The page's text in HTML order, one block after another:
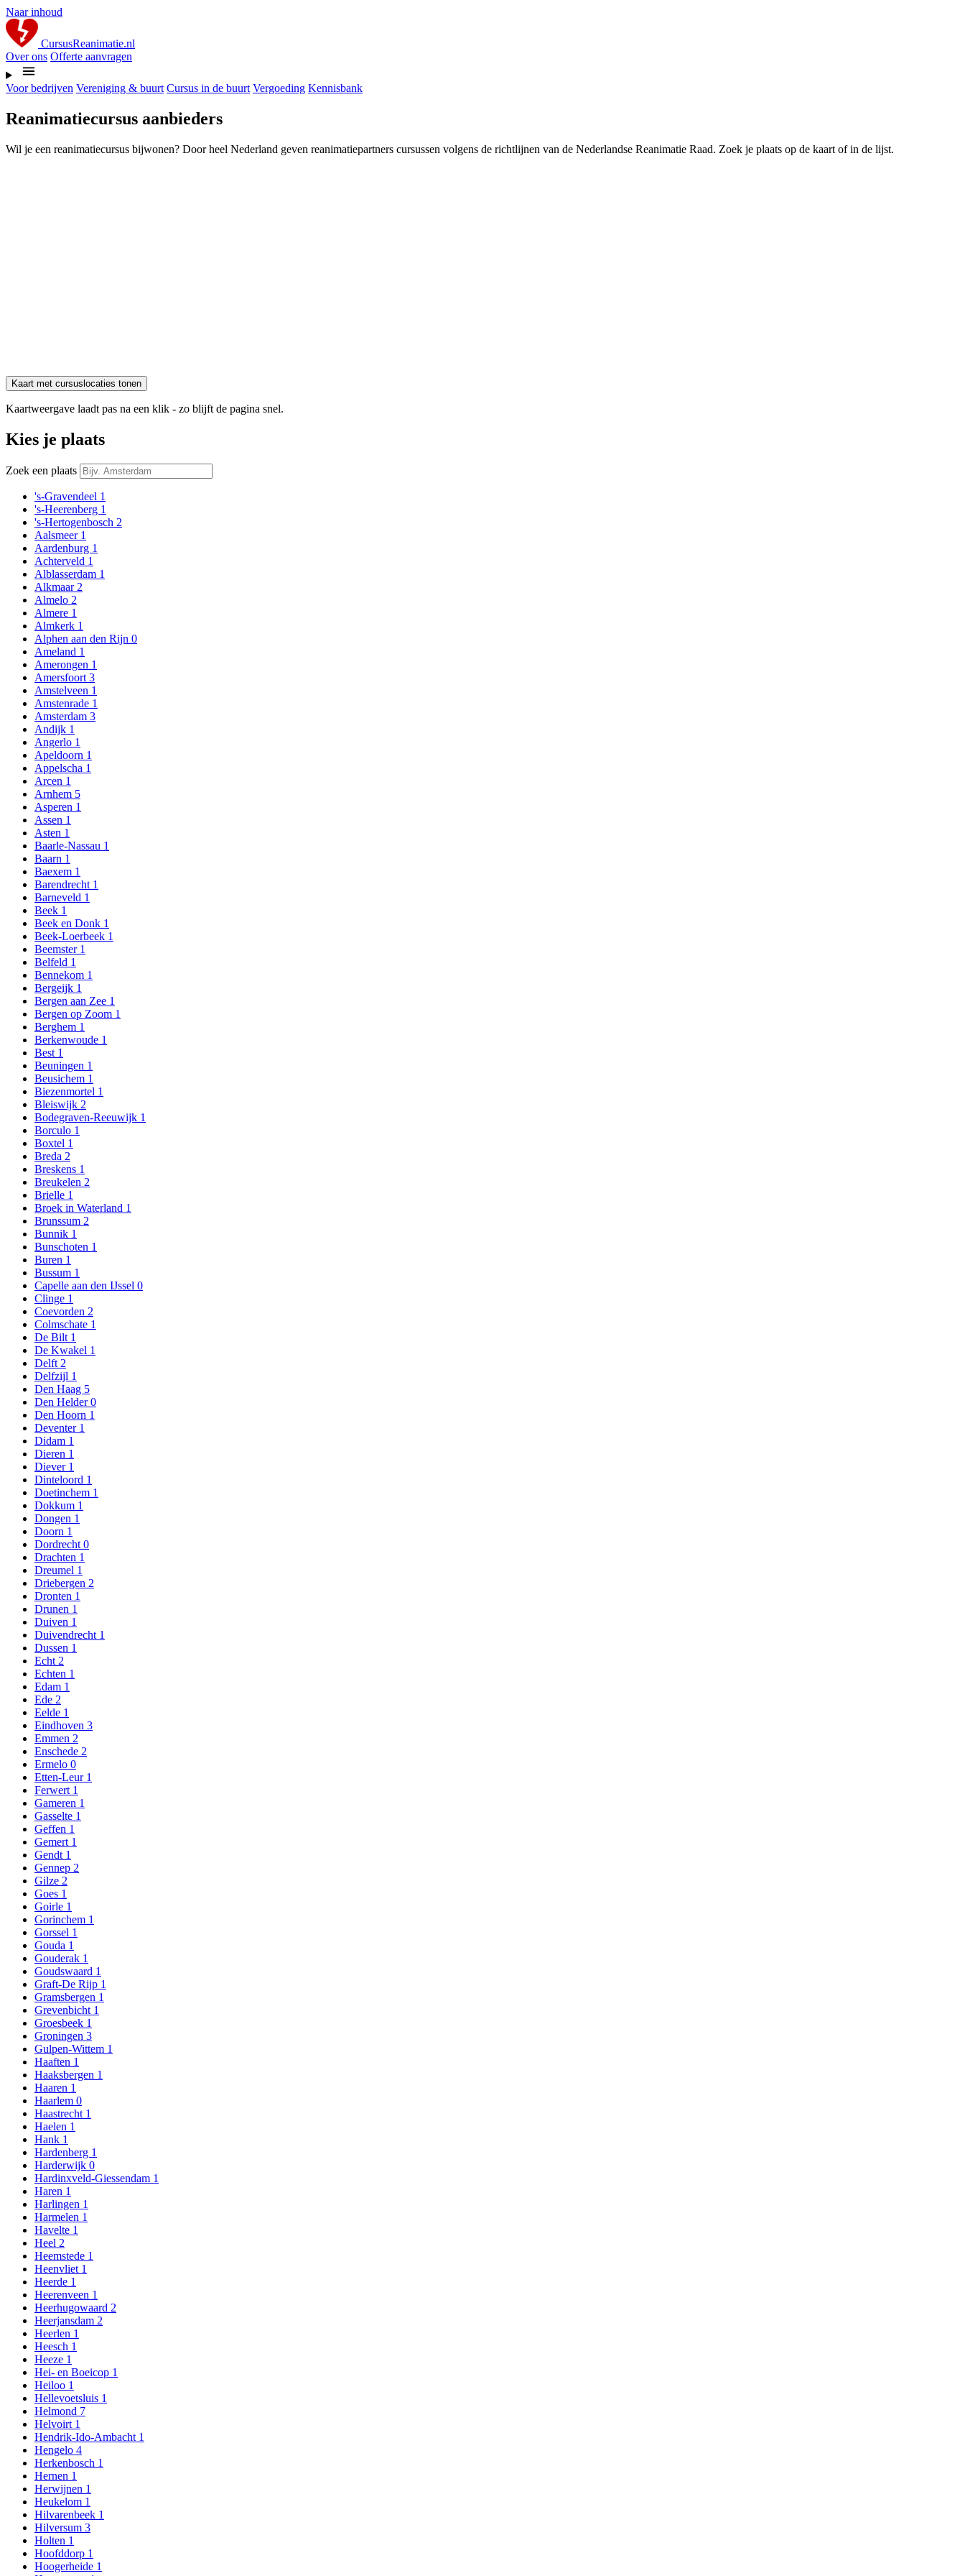
Naar inhoud
CursusReanimatie.nl
Over ons Offerte aanvragen
Voor bedrijven Vereniging & buurt Cursus in de buurt Vergoeding Kennisbank
Reanimatiecursus aanbieders
Wil je een reanimatiecursus bijwonen? Door heel Nederland geven reanimatiepartners cursussen volgens de richtlijnen van de Nederlandse Reanimatie Raad. Zoek je plaats op de kaart of in de lijst.
Kaart met cursuslocaties tonen
Kaartweergave laadt pas na een klik - zo blijft de pagina snel.
Kies je plaats
Zoek een plaats
's-Gravendeel 1
's-Heerenberg 1
's-Hertogenbosch 2
Aalsmeer 1
Aardenburg 1
Achterveld 1
Alblasserdam 1
Alkmaar 2
Almelo 2
Almere 1
Almkerk 1
Alphen aan den Rijn 0
Ameland 1
Amerongen 1
Amersfoort 3
Amstelveen 1
Amstenrade 1
Amsterdam 3
Andijk 1
Angerlo 1
Apeldoorn 1
Appelscha 1
Arcen 1
Arnhem 5
Asperen 1
Assen 1
Asten 1
Baarle-Nassau 1
Baarn 1
Baexem 1
Barendrecht 1
Barneveld 1
Beek 1
Beek en Donk 1
Beek-Loerbeek 1
Beemster 1
Belfeld 1
Bennekom 1
Bergeijk 1
Bergen aan Zee 1
Bergen op Zoom 1
Berghem 1
Berkenwoude 1
Best 1
Beuningen 1
Beusichem 1
Biezenmortel 1
Bleiswijk 2
Bodegraven-Reeuwijk 1
Borculo 1
Boxtel 1
Breda 2
Breskens 1
Breukelen 2
Brielle 1
Broek in Waterland 1
Brunssum 2
Bunnik 1
Bunschoten 1
Buren 1
Bussum 1
Capelle aan den IJssel 0
Clinge 1
Coevorden 2
Colmschate 1
De Bilt 1
De Kwakel 1
Delft 2
Delfzijl 1
Den Haag 5
Den Helder0
Den Hoorn 1
Deventer 1
Didam 1
Dieren 1
Diever 1
Dinteloord 1
Doetinchem 1
Dokkum 1
Dongen 1
Doorn 1
Dordrecht 0
Drachten 1
Dreumel 1
Driebergen 2
Dronten 1
Drunen 1
Duiven 1
Duivendrecht 1
Dussen 1
Echt 2
Echten 1
Edam 1
Ede 2
Eelde 1
Eindhoven 3
Emmen 2
Enschede 2
Ermelo 0
Etten-Leur 1
Ferwert 1
Gameren 1
Gasselte 1
Geffen 1
Gemert 1
Gendt 1
Gennep 2
Gilze 2
Goes 1
Goirle 1
Gorinchem 1
Gorssel 1
Gouda 1
Gouderak 1
Goudswaard 1
Graft-De Rijp 1
Gramsbergen 1
Grevenbicht 1
Groesbeek 1
Groningen 3
Gulpen-Wittem 1
Haaften 1
Haaksbergen 1
Haaren 1
Haarlem 0
Haastrecht 1
Haelen 1
Hank 1
Hardenberg 1
Harderwijk 0
Hardinxveld-Giessendam 1
Haren 1
Harlingen 1
Harmelen 1
Havelte 1
Heel 2
Heemstede 1
Heenvliet 1
Heerde 1
Heerenveen 1
Heerhugowaard 2
Heerjansdam 2
Heerlen 1
Heesch 1
Heeze 1
Hei- en Boeicop 1
Heiloo 1
Hellevoetsluis 1
Helmond 7
Helvoirt 1
Hendrik-Ido-Ambacht 1
Hengelo 4
Herkenbosch 1
Hernen 1
Herwijnen 1
Heukelom 1
Hilvarenbeek 1
Hilversum 3
Holten 1
Hoofddorp 1
Hoogerheide 1